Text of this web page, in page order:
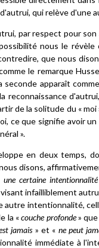
qui relève d'une
par respect pour
nous le révèle
que nous
le remarque
seconde apparaît
reconnaissance
de la solitude du « moi
ce que signifie avoir
».
en deux temps,
disons,
une certaine
infailliblement
autre intentionnalité,
la «couche profonde»
jamais» et « ne peut
immédiate à